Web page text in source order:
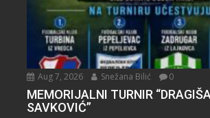
Aug 7, 2026 Snežana Bilić 0
MEMORIJALNI TURNIR
SAVKOVIĆ”